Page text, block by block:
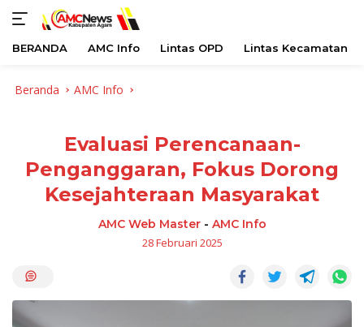
BERANDA AMC Info Lintas OPD Lintas Kecamatan
Beranda AMC Info
Evaluasi Perencanaan-
Penganggaran, Fokus Dorong
Kesejahteraan Masyarakat
AMC Web Master- AMC Info
28 Februari 2025